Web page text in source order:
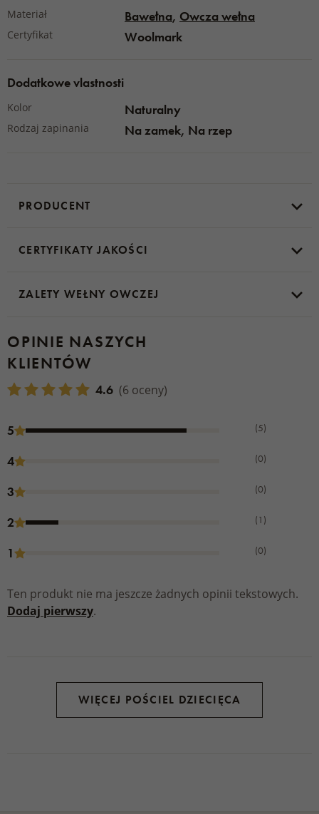
Materiał : owcza wełna Merino, bawełna
Materiał Bawełna, Owcza wełna
Certyfikat Woolmark
Dodatkowe vlastnosti
Kolor Naturalny
Rodzaj zapinania Na zamek, Na rzep
PRODUCENT
CERTYFIKATY JAKOŚCI
ZALETY WEŁNY OWCZEJ
OPINIE NASZYCH
KLIENTÓW
4.6 (6 oceny)
5 (5)
4 (0)
3 (0)
2 (1)
1 (0)
Ten produkt nie ma jeszcze żadnych opinii tekstowych.
Dodaj pierwszy.
WIĘCEJ POŚCIEL DZIECIĘCA